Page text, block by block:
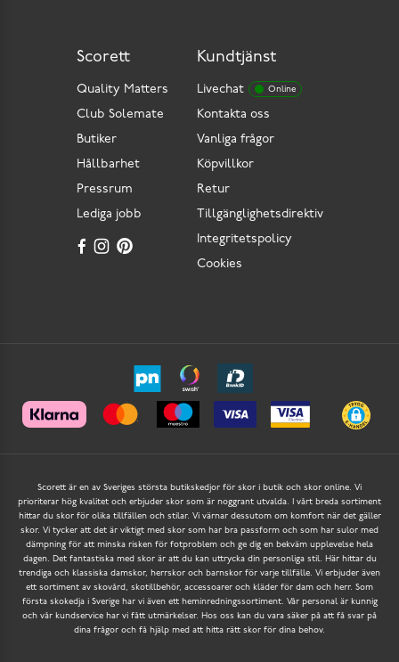
Kundtjänst
Livechat Online
Kontakta oss
Vanliga frågor
Köpvillkor
Retur
Tillgänglighetsdirektiv
Integritetspolicy
Cookies
Scorett
Quality Matters
Club Solemate
Butiker
Hållbarhet
Pressrum
Lediga jobb
Scorett är en av Sveriges största butikskedjor för skor i butik och skor online. Vi
prioriterar hög kvalitet och erbjuder skor som är noggrant utvalda. I vårt breda sortiment
hittar du skor för olika tillfällen och stilar. Vi värnar dessutom om komfort när det gäller
skor. Vi tycker att det är viktigt med skor som har bra passform och som har sulor med
dämpning för att minska risken för fotproblem och ge dig en bekväm upplevelse hela
dagen. Det fantastiska med skor är att du kan uttrycka din personliga stil. Här hittar du
trendiga och klassiska damskor, herrskor och barnskor för varje tillfälle. Vi erbjuder även
ett sortiment av skovård, skotillbehör, accessoarer och kläder för dam och herr. Som
första skokedja i Sverige har vi även ett heminredningssortiment. Vår personal är kunnig
och vår kundservice har vi fått utmärkelser. Hos oss kan du vara säker på att få svar på
dina frågor och få hjälp med att hitta rätt skor för dina behov.